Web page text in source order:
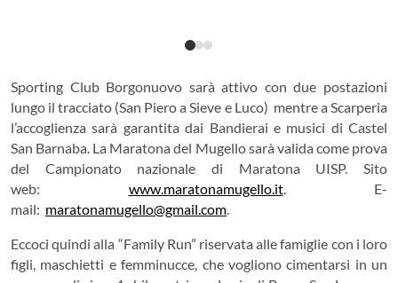
Sporting Club Borgonuovo sarà attivo con due postazioni
lungo il tracciato (San Piero a Sieve e Luco) mentre a Scarperia
l’accoglienza sarà garantita dai Bandierai e musici di Castel
San Barnaba. La Maratona del Mugello sarà valida come prova
del Campionato nazionale di Maratona UISP. Sito
web: www.maratonamugello.it. E-
mail: maratonamugello@gmail.com.
Eccoci quindi alla “Family Run” riservata alle famiglie con i loro
figli, maschietti e femminucce, che vogliono cimentarsi in un